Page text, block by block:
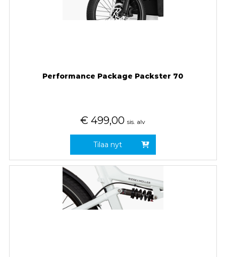
Performance Package Packster 70
€ 499,00 sis. alv
Tilaa nyt